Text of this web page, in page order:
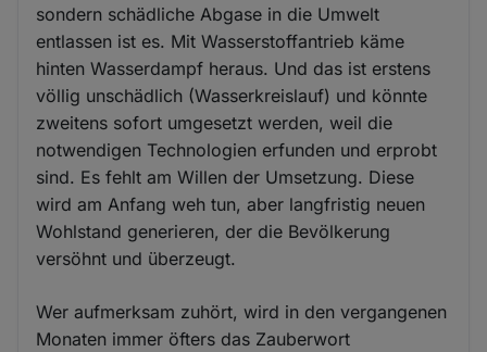
sondern schädliche Abgase in die Umwelt
entlassen ist es. Mit Wasserstoffantrieb käme
hinten Wasserdampf heraus. Und das ist erstens
völlig unschädlich (Wasserkreislauf) und könnte
zweitens sofort umgesetzt werden, weil die
notwendigen Technologien erfunden und erprobt
sind. Es fehlt am Willen der Umsetzung. Diese
wird am Anfang weh tun, aber langfristig neuen
Wohlstand generieren, der die Bevölkerung
versöhnt und überzeugt.
Wer aufmerksam zuhört, wird in den vergangenen
Monaten immer öfters das Zauberwort